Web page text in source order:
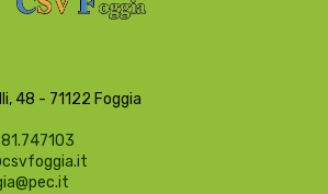
48 - 71122 Foggia